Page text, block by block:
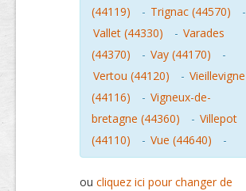
(44119)
- Trignac (44570)
-
Vallet (44330)
- Varades
(44370)
- Vay (44170)
-
Vertou (44120)
- Vieillevigne
(44116)
- Vigneux-de-
bretagne (44360)
- Villepot
(44110)
- Vue (44640) -
ou cliquez ici pour changer de